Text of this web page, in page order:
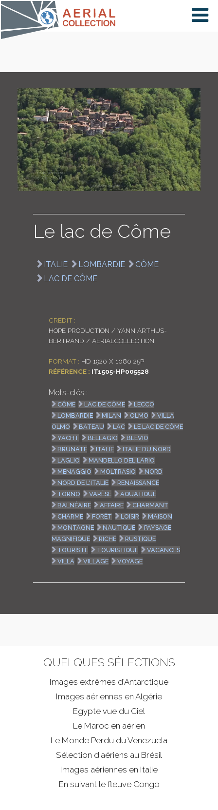
×
PAYS
CARTE
COLLECTIONS
LOGIN
Le lac de Côme
ITALIE LOMBARDIE
CÔME
LAC DE CÔME
CRÉDIT :
HOPE PRODUCTION / YANN ARTHUS-
BERTRAND / AERIALCOLLECTION
FORMAT : HD 1920 X 1080 25P
RÉFÉRENCE : IT1505-HP005528
Mots-clés :
CÔME LAC DE CÔME
LECCO
LOMBARDIE
MILAN OLMO
VILLA
OLMO
BATEAU LAC
LE LAC DE CÔME
YACHT
BELLAGIO
BLEVIO
BRUNATE
ITALIE
ITALIE DU NORD
LAGLIO
MANDELLO DEL LARIO
MENAGGIO
MOLTRASIO
NORD
NORD DE L'ITALIE
RENAISSANCE
TORNO
VARÈSE
AQUATIQUE
BALNÉAIRE
AFFAIRE
CHARMANT
CHARME
FORÊT LOISIR
MAISON
MONTAGNE
NAUTIQUE
PAYSAGE
MAGNIFIQUE
RICHE
RUSTIQUE
TOURISTE
TOURISTIQUE
VACANCES
VILLA
VILLAGE VOYAGE
QUELQUES SÉLECTIONS
Images extrêmes d'Antarctique
Images aériennes en Algérie
Egypte vue du Ciel
Le Maroc en aérien
Le Monde Perdu du Venezuela
Sélection d'aériens au Brésil
Images aériennes en Italie
En suivant le fleuve Congo